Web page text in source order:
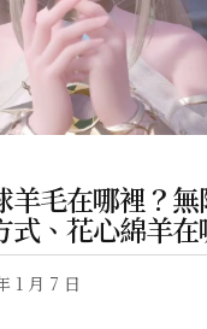
羊毛在哪裡？
、花心綿羊在
1 月 7 日